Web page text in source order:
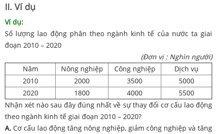
II. Ví dụ
Ví dụ:
Số lượng lao động phân theo ngành kinh tế của nước ta giai
đoạn 2010 – 2020
(Đơn vị : Nghìn người)
Năm
Nông nghiệp Công nghiệp
Dịch vụ
2010
2000 3500
5000
2020
1800 4000
5500
Nhận xét nào sau đây đúng nhất về sự thay đổi cơ cấu lao động
theo ngành kinh tế giai đoạn 2010 – 2020?
A. Cơ cấu lao động tăng nông nghiệp, giảm công nghiệp và tăng